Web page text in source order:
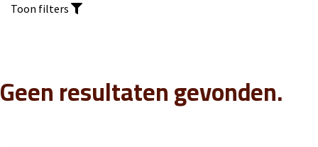
Toon filters
Geen resultaten gevonden.